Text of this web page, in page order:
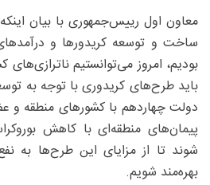
معاون اول رییس‌جمهوری با بیان
ساخت و توسعه کریدورها و
بودیم، امروز می‌توانستیم
باید طرح‌های کریدوری با توجه به
دولت چهاردهم با کشورهای منطقه و
پیمان‌های منطقه‌ای با کاهش
شوند تا از مزایای این طرح‌ها به
بهره‌مند شویم.